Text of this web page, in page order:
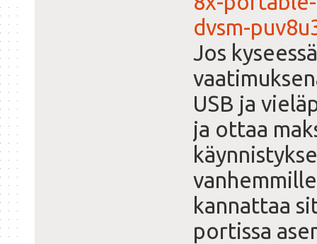
dvsm-
Jos
USB ja
ja ottaa
kannattaa
portissa